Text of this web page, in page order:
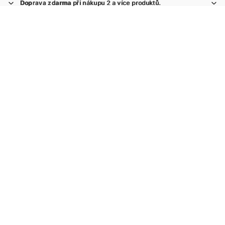
Doprava zdarma při nákupu 2 a více produktů.
Doprava zdarma při nákupu 2 a více produktů.